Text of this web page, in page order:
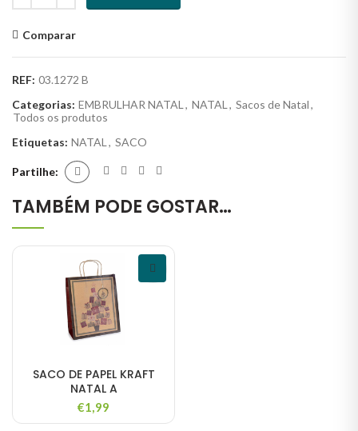
Comparar
REF: 03.1272 B
Categorias: EMBRULHAR NATAL , NATAL , Sacos de Natal,
Todos os produtos
Etiquetas: NATAL , SACO
Partilhe
TAMBÉM PODE GOSTAR…
SACO DE PAPEL KRAFT
NATAL A
€1,99